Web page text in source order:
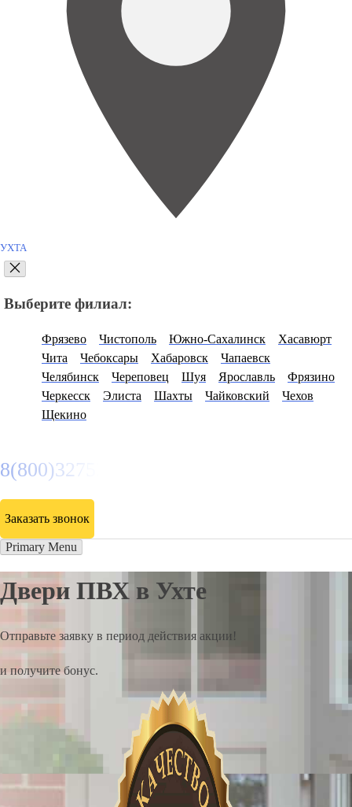
УХТА
Выберите филиал:
Фрязево Чистополь Южно-Сахалинск
Хасавюрт
Чита
Чебоксары Хабаровск
Чапаевск
Челябинск
Череповец Шуя Ярославль
Фрязино
Черкесск
Элиста Шахты Чайковский
Чехов
Щекино
8(800)3275280
Заказать звонок
Primary Menu
Двери ПВХ в Ухте
Отправьте заявку в период действия акции!
и получите бонус.